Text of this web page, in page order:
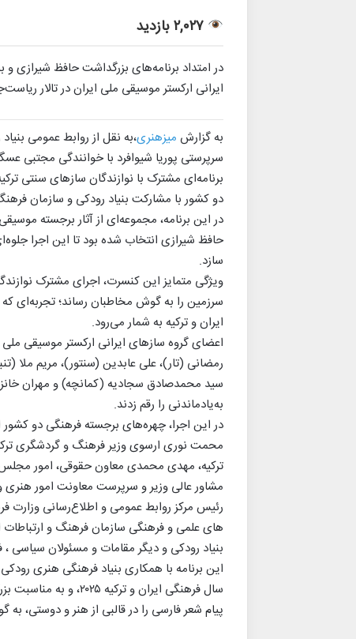
۲,۰۲۷ بازدید
ایرانی ارکستر موسیقی ملی ایران در تالار
به گزارش میزهنری،به نقل از روابط عمومی
برنامه‌ای مشترک با نوازندگان سازهای سنتی
دو کشور با مشارکت بنیاد رودکی و سازمان
در این برنامه، مجموعه‌ای از آثار برجسته
حافظ شیرازی انتخاب شده بود تا این اجرا
سازد.
ویژگی متمایز این کنسرت، اجرای مشترک
سرزمین را به گوش مخاطبان رساند؛ تجربه‌ای
ایران و ترکیه به شمار می‌رود.
اعضای گروه سازهای ایرانی ارکستر موسیقی ملی
رمضانی (تار)، علی عابدین (سنتور)، مریم ملا
سید محمدصادق سجادیه (کمانچه) و مهران
به‌یادماندنی را رقم زدند.
در این اجرا، چهره‌های برجسته فرهنگی دو
محمت نوری ارسوی وزیر فرهنگ و گردشگری
ترکیه، مهدی محمدی معاون حقوقی، امور
مشاور عالی وزیر و سرپرست معاونت امور هنری
رئیس مرکز روابط عمومی و اطلاع‌رسانی وزارت
های علمی و فرهنگی سازمان فرهنگ و
بنیاد رودکی و دیگر مقامات و مسئولان
این برنامه با همکاری بنیاد فرهنگی هنری
سال فرهنگی ایران و
پیام شعر فارسی را در قالبی از هنر و دوستی،